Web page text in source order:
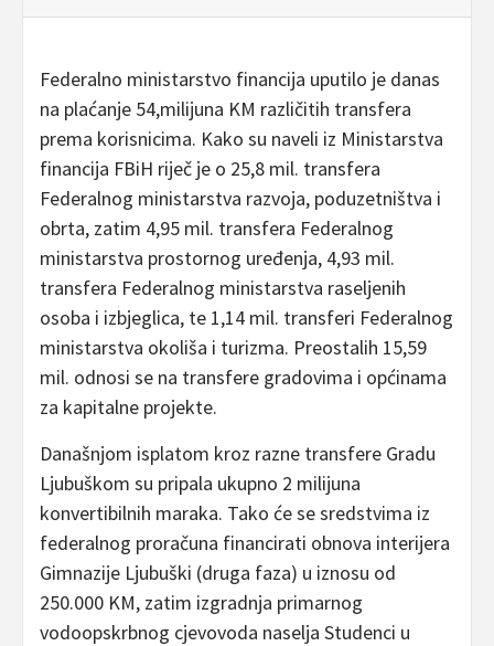
Federalno ministarstvo financija uputilo je danas
na plaćanje 54,milijuna KM različitih transfera
prema korisnicima. Kako su naveli iz Ministarstva
financija FBiH riječ je o 25,8 mil. transfera
Federalnog ministarstva razvoja, poduzetništva i
obrta, zatim 4,95 mil. transfera Federalnog
ministarstva prostornog uređenja, 4,93 mil.
transfera Federalnog ministarstva raseljenih
osoba i izbjeglica, te 1,14 mil. transferi Federalnog
ministarstva okoliša i turizma. Preostalih 15,59
mil. odnosi se na transfere gradovima i općinama
za kapitalne projekte.
Današnjom isplatom kroz razne transfere Gradu
Ljubuškom su pripala ukupno 2 milijuna
konvertibilnih maraka. Tako će se sredstvima iz
federalnog proračuna financirati obnova interijera
Gimnazije Ljubuški (druga faza) u iznosu od
250.000 KM, zatim izgradnja primarnog
vodoopskrbnog cjevovoda naselja Studenci u